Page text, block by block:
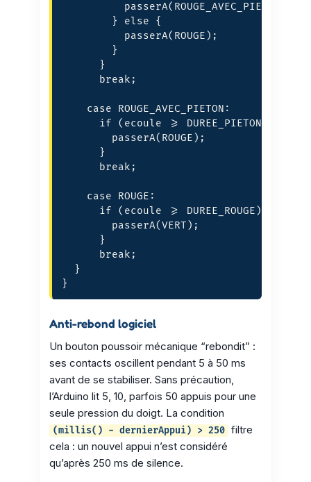
          passerA(ROUGE_AVEC_PIETON);
        } else {
          passerA(ROUGE);
        }
      }
      break;
    case ROUGE_AVEC_PIETON:
      if (ecoule >= DUREE_PIETON) {
        passerA(ROUGE);
      }
      break;
    case ROUGE:
      if (ecoule >= DUREE_ROUGE) {
        passerA(VERT);
      }
      break;
  }
}
Anti-rebond logiciel
Un bouton poussoir mécanique “rebondit” :
ses contacts oscillent pendant 5 à 50 ms
avant de se stabiliser. Sans précaution,
l’Arduino lit 5, 10, parfois 50 appuis pour une
seule pression du doigt. La condition
(millis() - dernierAppui) > 250 filtre
cela : un nouvel appui n’est considéré
qu’après 250 ms de silence.